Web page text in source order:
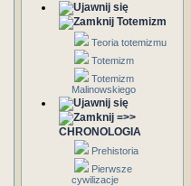
Totemizm
Teoria totemizmu
Totemizm
Totemizm
Malinowskiego
=>>
CHRONOLOGIA
Prehistoria
Pierwsze
cywilizacje